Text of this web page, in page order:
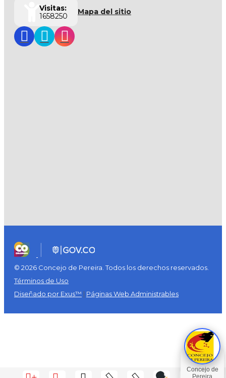
Visitas:
1658250
Mapa del sitio
© 2026 Concejo de Pereira. Todos los derechos reservados.
Términos de Uso
Diseñado por Exus™ | Páginas Web Administrables